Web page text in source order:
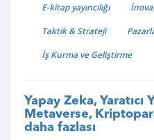
E-kitap yayıncılığı
Taktik & Strateji
İş Kurma ve Geliştirme
Yapay Zeka, Yaratıcı
Metaverse,
daha fazlası